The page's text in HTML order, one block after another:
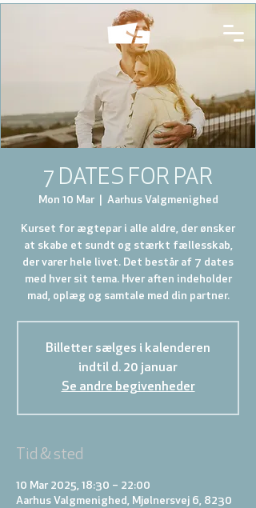
7 DATES FOR PAR
Mon 10 Mar
  |
Aarhus Valgmenighed
Kurset for ægtepar i alle aldre, der ønsker
at skabe et sundt og stærkt fællesskab,
der varer hele livet. Det består af 7 dates
med hver sit tema. Hver aften indeholder
mad, oplæg og samtale med din partner.
Billetter sælges i kalenderen
indtil d. 20 januar
Se andre begivenheder
Tid & sted
10 Mar 2025, 18:30 – 22:00
Aarhus Valgmenighed, Mjølnersvej 6, 8230